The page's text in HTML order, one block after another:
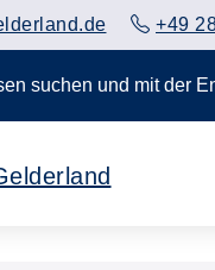
+49
und mit der